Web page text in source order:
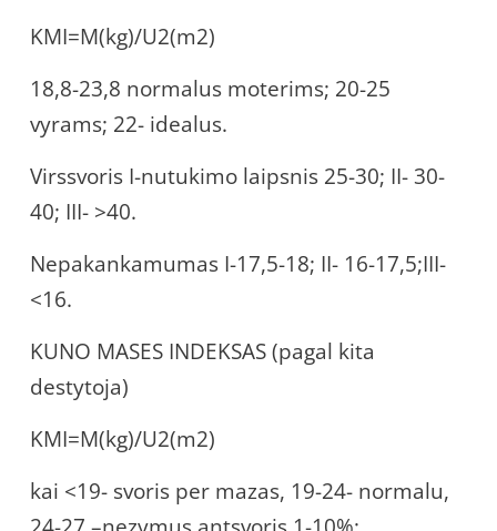
KMI=M(kg)/U2(m2)
18,8-23,8 normalus moterims; 20-25
vyrams; 22- idealus.
Virssvoris I-nutukimo laipsnis 25-30; II- 30-
40; III- >40.
Nepakankamumas I-17,5-18; II- 16-17,5;III-
<16.
KUNO MASES INDEKSAS (pagal kita
destytoja)
KMI=M(kg)/U2(m2)
kai <19- svoris per mazas, 19-24- normalu,